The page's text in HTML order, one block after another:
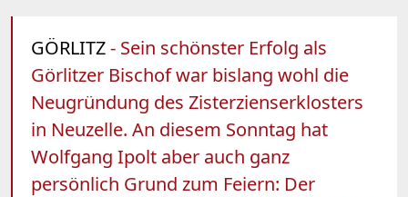
GÖRLITZ- Sein schönster Erfolg als
Görlitzer Bischof war bislang wohl die
Neugründung des Zisterzienserklosters
in Neuzelle. An diesem Sonntag hat
Wolfgang Ipolt aber auch ganz
persönlich Grund zum Feiern: Der